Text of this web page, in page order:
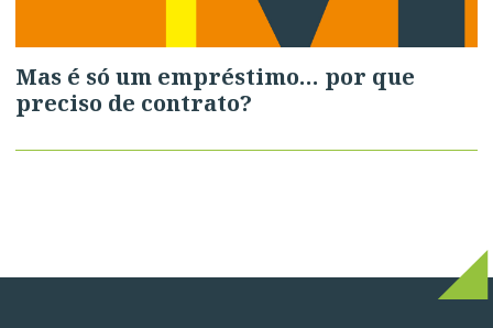
Mas é só um empréstimo… por que
preciso de contrato?